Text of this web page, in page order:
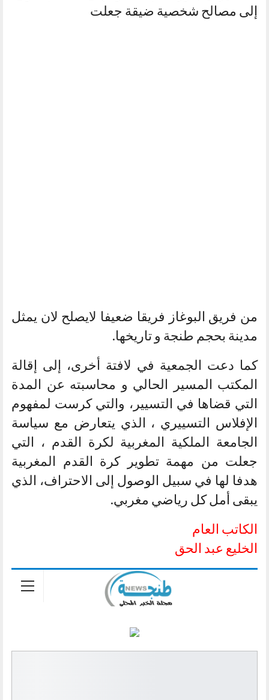
إلى مصالح شخصية ضيقة جعلت
من فريق البوغاز فريقا ضعيفا لايصلح لان يمثل
مدينة بحجم طنجة و تاريخها.
كما دعت الجمعية في لافتة أخرى، إلى إقالة
المكتب المسير الحالي و محاسبته عن المدة
التي قضاها في التسيير، والتي كرست لمفهوم
الإفلاس التسييري ، الذي يتعارض مع سياسة
الجامعة الملكية المغربية لكرة القدم ، التي
جعلت من مهمة تطوير كرة القدم المغربية
هدفا لها في سبيل الوصول إلى الاحتراف، الذي
يبقى أمل كل رياضي مغربي.
الكاتب العام
الخليع عبد الحق